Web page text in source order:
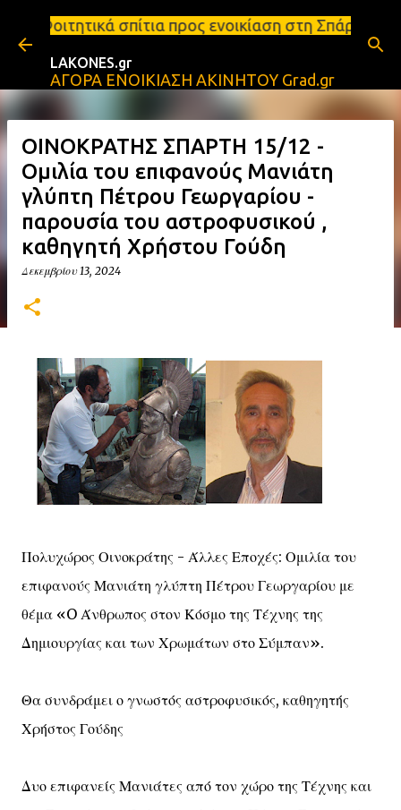
Μετάβαση στο κύριο περιεχόμενο
προς ενοικίαση στη Σπάρτη Ενοικιάσεις
LAKONES.gr
ΑΓΟΡΑ ΕΝΟΙΚΙΑΣΗ ΑΚΙΝΗΤΟΥ Grad.gr
ΟΙΝΟΚΡΑΤΗΣ ΣΠΑΡΤΗ 15/12 -
Ομιλία του επιφανούς Μανιάτη
γλύπτη Πέτρου Γεωργαρίου -
παρουσία του αστροφυσικού ,
καθηγητή Χρήστου Γούδη
Δεκεμβρίου 13, 2024
Πολυχώρος Οινοκράτης - Άλλες Εποχές: Ομιλία του
επιφανούς Μανιάτη γλύπτη Πέτρου Γεωργαρίου με
θέμα «O Άνθρωπος στον Κόσμο της Τέχνης της
Δημιουργίας και των Χρωμάτων στο Σύμπαν».
Θα συνδράμει ο γνωστός αστροφυσικός, καθηγητής
Χρήστος Γούδης
Δυο επιφανείς Μανιάτες από τον χώρο της Τέχνης και